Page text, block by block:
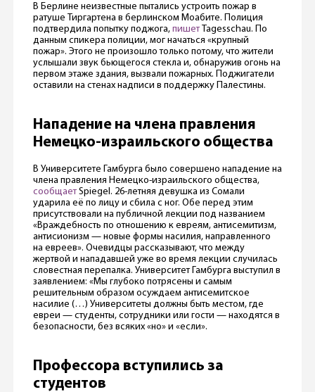
В Берлине неизвестные пытались устроить пожар в
ратуше Тиргартена в берлинском Моабите. Полиция
подтвердила попытку поджога, пишетTagesschau. По
данным спикера полиции, мог начаться «крупный
пожар». Этого не произошло только потому, что жители
услышали звук бьющегося стекла и, обнаружив огонь на
первом этаже здания, вызвали пожарных. Поджигатели
оставили на стенах надписи в поддержку Палестины.
Нападение на члена правления
Немецко-израильского общества
В Университете Гамбурга было совершено нападение на
члена правления Немецко-израильского общества,
сообщаетSpiegel. 26-летняя девушка из Сомали
ударила её по лицу и сбила с ног. Обе перед этим
присутствовали на публичной лекции под названием
«Враждебность по отношению к евреям, антисемитизм,
антисионизм — новые формы насилия, направленного
на евреев». Очевидцы рассказывают, что между
жертвой и нападавшей уже во время лекции случилась
словестная перепалка. Университет Гамбурга выступил в
заявлением: «Мы глубоко потрясены и самым
решительным образом осуждаем антисемитское
насилие (…) Университеты должны быть местом, где
евреи — студенты, сотрудники или гости — находятся в
безопасности, без всяких «но» и «если».
Профессора вступились за
студентов